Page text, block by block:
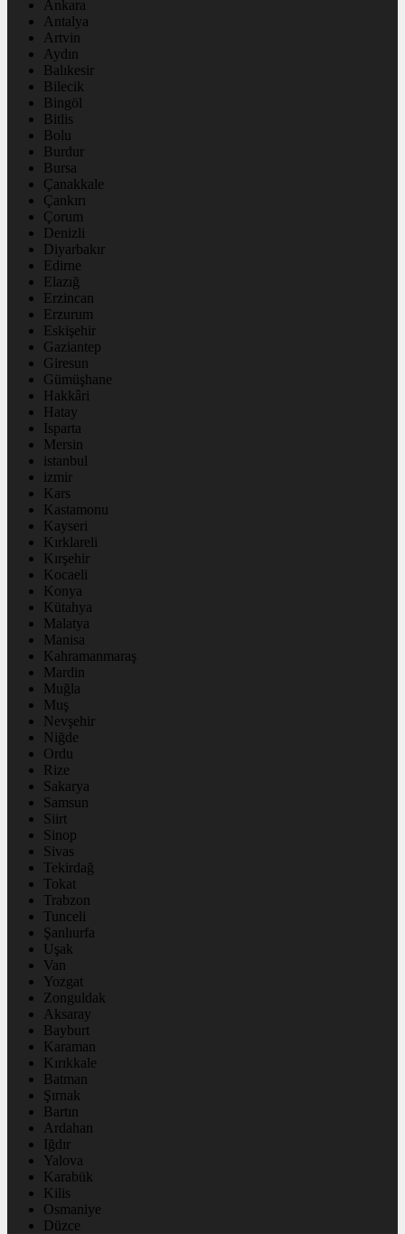
Ankara
Antalya
Artvin
Aydın
Balıkesir
Bilecik
Bingöl
Bitlis
Bolu
Burdur
Bursa
Çanakkale
Çankırı
Çorum
Denizli
Diyarbakır
Edirne
Elazığ
Erzincan
Erzurum
Eskişehir
Gaziantep
Giresun
Gümüşhane
Hakkâri
Hatay
Isparta
Mersin
istanbul
izmir
Kars
Kastamonu
Kayseri
Kırklareli
Kırşehir
Kocaeli
Konya
Kütahya
Malatya
Manisa
Kahramanmaraş
Mardin
Muğla
Muş
Nevşehir
Niğde
Ordu
Rize
Sakarya
Samsun
Siirt
Sinop
Sivas
Tekirdağ
Tokat
Trabzon
Tunceli
Şanlıurfa
Uşak
Van
Yozgat
Zonguldak
Aksaray
Bayburt
Karaman
Kırıkkale
Batman
Şırnak
Bartın
Ardahan
Iğdır
Yalova
Karabük
Kilis
Osmaniye
Düzce